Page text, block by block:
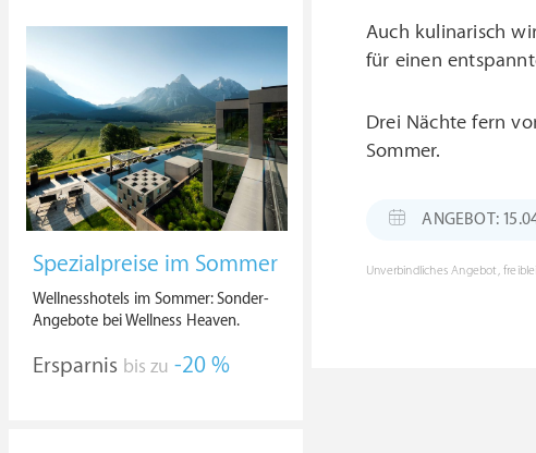
Auch kulinarisch
für einen
Drei Nächte fern
Sommer.
ANGEBOT:
Unverbindliches Angebot,
Spezialpreise im Sommer
Wellnesshotels im Sommer: Sonder-
Angebote bei Wellness Heaven.
Ersparnis bis zu -20 %